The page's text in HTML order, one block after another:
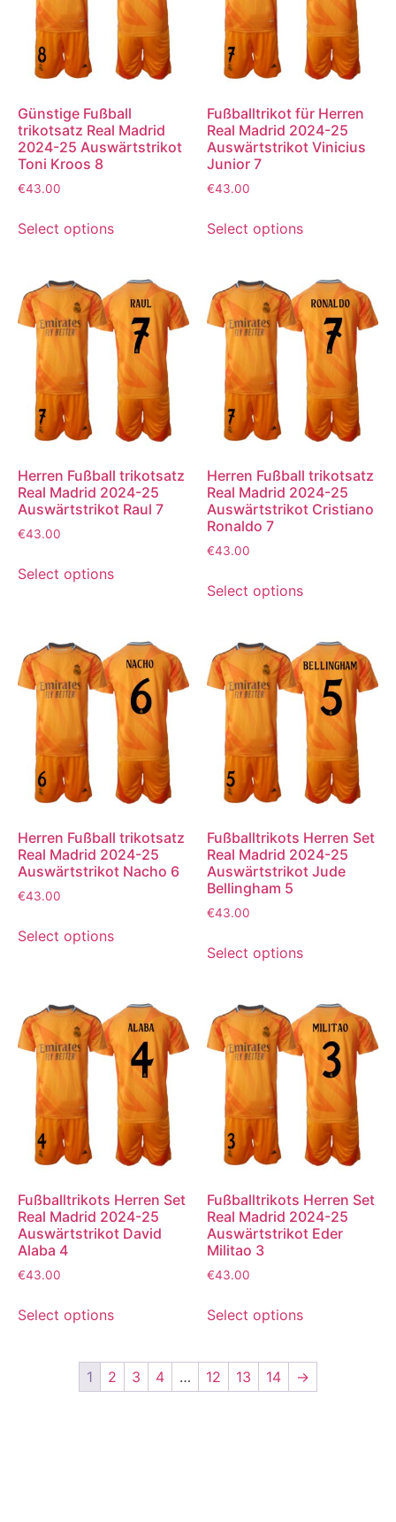
Günstige Fußball
trikotsatz Real Madrid
2024-25 Auswärtstrikot
Toni Kroos 8
€43.00
Select options
Fußballtrikot für Herren
Real Madrid 2024-25
Auswärtstrikot Vinicius
Junior 7
€43.00
Select options
Herren Fußball trikotsatz
Real Madrid 2024-25
Auswärtstrikot Raul 7
€43.00
Select options
Herren Fußball trikotsatz
Real Madrid 2024-25
Auswärtstrikot Cristiano
Ronaldo 7
€43.00
Select options
Herren Fußball trikotsatz
Real Madrid 2024-25
Auswärtstrikot Nacho 6
€43.00
Select options
Fußballtrikots Herren Set
Real Madrid 2024-25
Auswärtstrikot Jude
Bellingham 5
€43.00
Select options
Fußballtrikots Herren Set
Real Madrid 2024-25
Auswärtstrikot David
Alaba 4
€43.00
Select options
Fußballtrikots Herren Set
Real Madrid 2024-25
Auswärtstrikot Eder
Militao 3
€43.00
Select options
1 2 3 4 … 12 13 14 →